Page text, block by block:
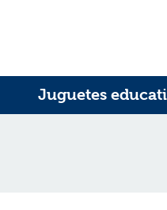
Juguetes